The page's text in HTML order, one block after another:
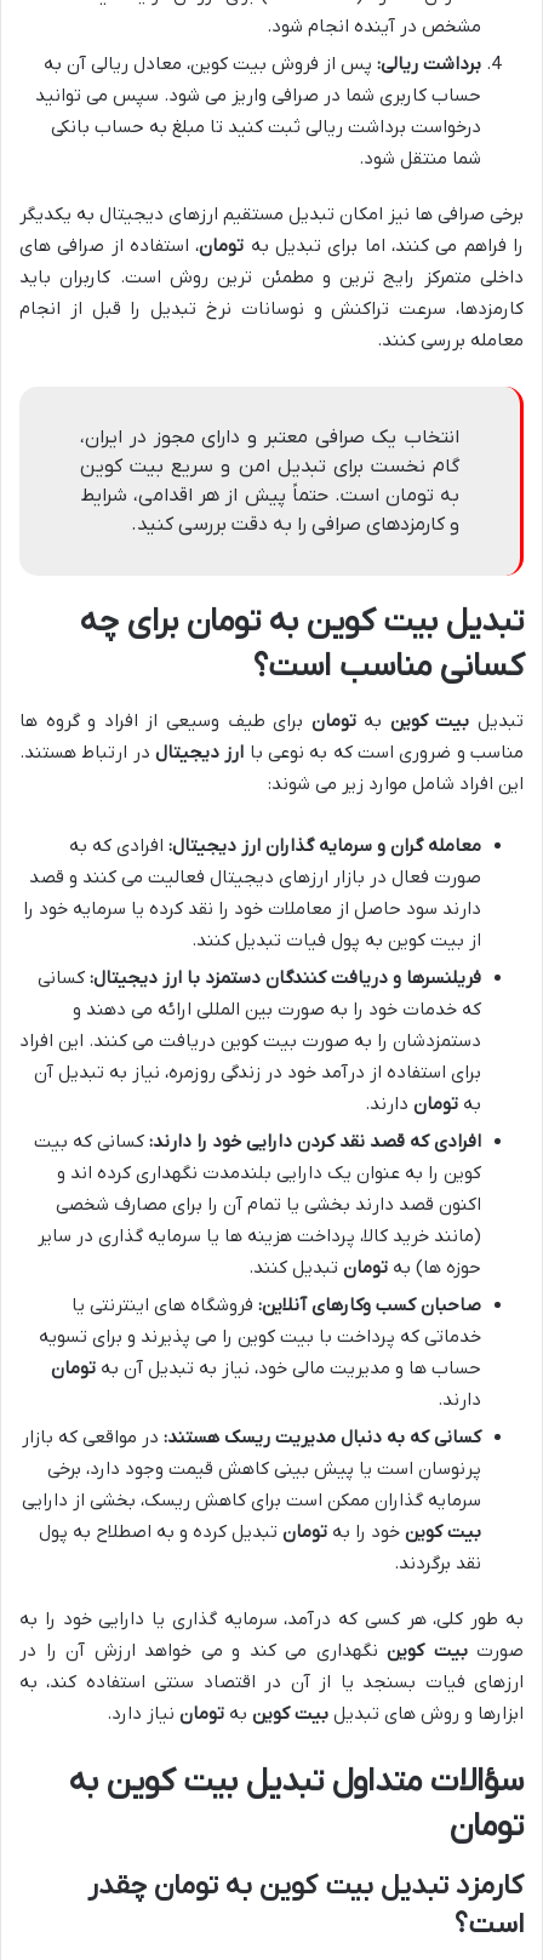
مشخص در آینده انجام شود.
برداشت ریالی: پس از فروش بیت کوین، معادل ریالی آن به
حساب کاربری شما در صرافی واریز می شود. سپس می توانید
درخواست برداشت ریالی ثبت کنید تا مبلغ به حساب بانکی
شما منتقل شود.
برخی صرافی ها نیز امکان تبدیل مستقیم ارزهای دیجیتال به یکدیگر
را فراهم می کنند، اما برای تبدیل به تومان، استفاده از صرافی های
داخلی متمرکز رایج ترین و مطمئن ترین روش است. کاربران باید
کارمزدها، سرعت تراکنش و نوسانات نرخ تبدیل را قبل از انجام
معامله بررسی کنند.
انتخاب یک صرافی معتبر و دارای مجوز در ایران،
گام نخست برای تبدیل امن و سریع بیت کوین
به تومان است. حتماً پیش از هر اقدامی، شرایط
و کارمزدهای صرافی را به دقت بررسی کنید.
تبدیل بیت کوین به تومان برای چه
کسانی مناسب است؟
تبدیل بیت کوین بهتومان برای طیف وسیعی از افراد و گروه ها
مناسب و ضروری است که به نوعی با ارز دیجیتال در ارتباط هستند.
این افراد شامل موارد زیر می شوند:
معامله گران و سرمایه گذاران ارز دیجیتال: افرادی که به
صورت فعال در بازار ارزهای دیجیتال فعالیت می کنند و قصد
دارند سود حاصل از معاملات خود را نقد کرده یا سرمایه خود را
از بیت کوین به پول فیات تبدیل کنند.
فریلنسرها و دریافت کنندگان دستمزد با ارز دیجیتال: کسانی
که خدمات خود را به صورت بین المللی ارائه می دهند و
دستمزدشان را به صورت بیت کوین دریافت می کنند. این افراد
برای استفاده از درآمد خود در زندگی روزمره، نیاز به تبدیل آن
به تومان دارند.
افرادی که قصد نقد کردن دارایی خود را دارند: کسانی که بیت
کوین را به عنوان یک دارایی بلندمدت نگهداری کرده اند و
اکنون قصد دارند بخشی یا تمام آن را برای مصارف شخصی
(مانند خرید کالا، پرداخت هزینه ها یا سرمایه گذاری در سایر
حوزه ها) به تومان تبدیل کنند.
صاحبان کسب وکارهای آنلاین: فروشگاه های اینترنتی یا
خدماتی که پرداخت با بیت کوین را می پذیرند و برای تسویه
حساب ها و مدیریت مالی خود، نیاز به تبدیل آن به تومان
دارند.
کسانی که به دنبال مدیریت ریسک هستند: در مواقعی که بازار
پرنوسان است یا پیش بینی کاهش قیمت وجود دارد، برخی
سرمایه گذاران ممکن است برای کاهش ریسک، بخشی از دارایی
بیت کوین خود را به تومان تبدیل کرده و به اصطلاح به پول
نقد برگردند.
به طور کلی، هر کسی که درآمد، سرمایه گذاری یا دارایی خود را به
صورتبیت کوین نگهداری می کند و می خواهد ارزش آن را در
ارزهای فیات بسنجد یا از آن در اقتصاد سنتی استفاده کند، به
ابزارها و روش های تبدیل بیت کوین به تومان نیاز دارد.
سؤالات متداول تبدیل بیت کوین به
تومان
کارمزد تبدیل بیت کوین به تومان چقدر
است؟